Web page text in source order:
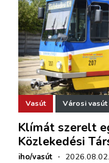
Vasút Városi vasút
Klímát szerelt
Közlekedési
iho/vasút ·